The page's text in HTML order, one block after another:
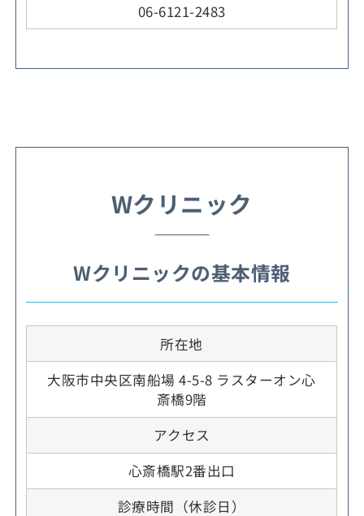
06-6121-2483
Wクリニック
Wクリニックの基本情報
所在地
大阪市中央区南船場 4-5-8 ラスターオン心
斎橋9階
アクセス
心斎橋駅2番出口
診療時間（休診日）